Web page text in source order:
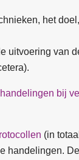
het
uitvoering van
bij
(in
handelingen.